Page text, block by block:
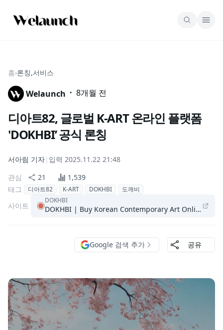
홈›론칭,서비스
Welaunch · 8개월 전
디아트82, 글로벌 K-ART 온라인 플랫폼
'DOKHBI’ 공식 론칭
서아림 기자| 입력 2025.11.22 21:48
관심
21
1,539
태그
디아트82 K-ART DOKHBI 도깨비
사이트
DOKHBI
DOKHBI | Buy Korean Contemporary Art Online
Google 검색 추가 공유